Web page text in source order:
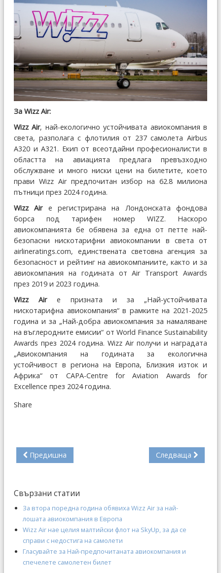
За Wizz Air:
Wizz Air, най-екологично устойчивата авиокомпания в
света, разполага с флотилия от 237 самолета Airbus
A320 и A321. Eкип от всеотдайни професионалисти в
областта на авиацията предлага превъзходно
обслужване и много ниски цени на билетите, което
прави Wizz Air предпочитан избор на 62.8 милиона
пътници през 2024 година.
Wizz Airе регистрирана на Лондонската фондова
борса под тарифен номер WIZZ. Наскоро
авиокомпанията бе обявена за една от петте най-
безопасни нискотарифни авиокомпании в света от
airlineratings.com, единствената световна агенция за
безопасност и рейтинг на авиокомпаниите, както и за
авиокомпания на годината от Air Transport Awards
през 2019 и 2023 година.
Wizz Airе призната и за „Най-устойчивата
нискотарифна авиокомпания“ в рамките на 2021-2025
година и за „Най-добра авиокомпания за намаляване
на въглеродните емисии“ от World Finance Sustainability
Awards през 2024 година. Wizz Air получи и наградата
„Авиокомпания на годината за екологична
устойчивост в региона на Европа, Близкия изток и
Африка“ от CAPA-Centre for Aviation Awards for
Excellence през 2024 година.
Share
Предишна Следваща
Свързани статии
За втора поредна година обявиха Wizz Air за най-
лошата авиокомпания в Европа
Wizz Air нае целия малтийски флот на SkyUp, за да се
справи с недостига на самолети
Гласувайте за Най-предпочитаната авиокомпания и
спечелете самолетен билет